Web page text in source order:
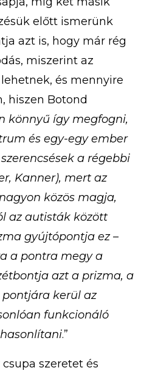
előtt ismerünk
azt is, hogy már rég
miszerint az
és mennyire
hiszen Botond
könnyű így megfogni,
és egy-egy ember
a régebbi
Kanner), mert az
közös magja,
az autisták között
gyújtópontja ez –
a pontra megy a
azt a prizma, a
kerül az
funkcionáló
.”
szeretet és